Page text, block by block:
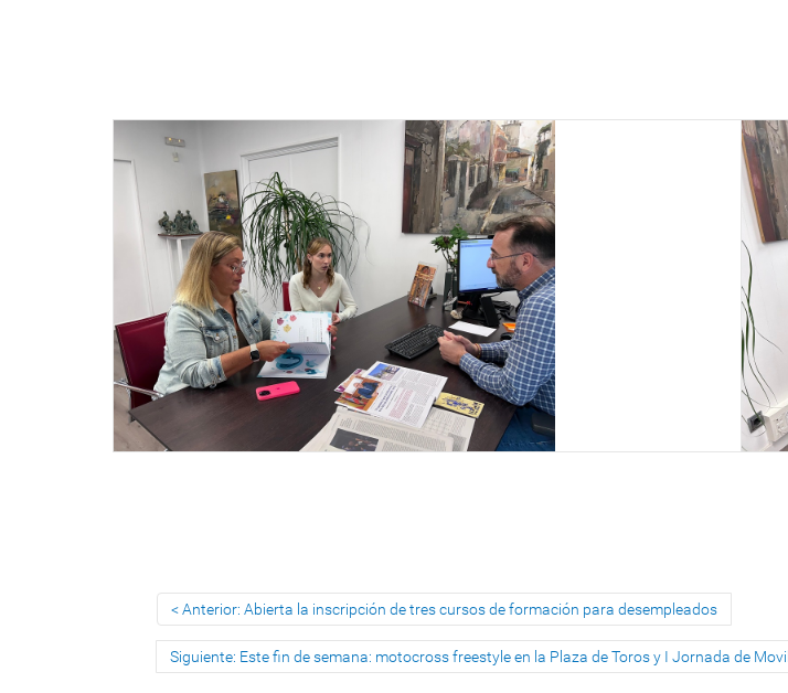
Anterior: Abierta la inscripción de tres cursos de formación para desempleados
Siguiente: Este fin de semana: motocross freestyle en la Plaza de Toros y I Jornada de